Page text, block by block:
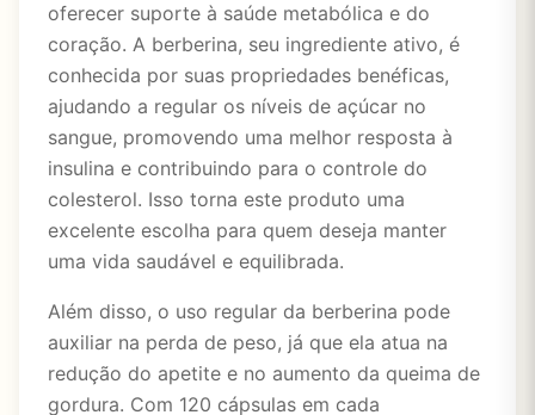
oferecer suporte à saúde metabólica e do
coração. A berberina, seu ingrediente ativo, é
conhecida por suas propriedades benéficas,
ajudando a regular os níveis de açúcar no
sangue, promovendo uma melhor resposta à
insulina e contribuindo para o controle do
colesterol. Isso torna este produto uma
excelente escolha para quem deseja manter
uma vida saudável e equilibrada.
Além disso, o uso regular da berberina pode
auxiliar na perda de peso, já que ela atua na
redução do apetite e no aumento da queima de
gordura. Com 120 cápsulas em cada